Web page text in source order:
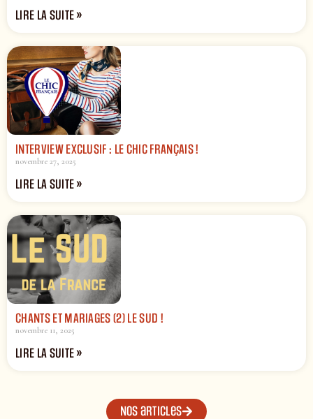
LIRE LA SUITE »
INTERVIEW EXCLUSIF : LE CHIC FRANÇAIS !
novembre 27, 2025
LIRE LA SUITE »
CHANTS ET MARIAGES (2) LE SUD !
novembre 11, 2025
LIRE LA SUITE »
Nos articles